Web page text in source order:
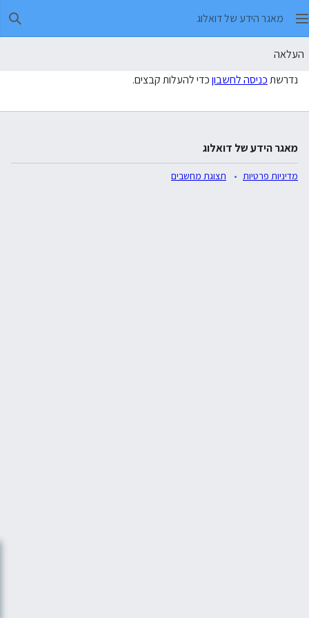
מאגר הידע של דואלוג
העלאה
נדרשתכניסה לחשבוןכדי להעלות קבצים.
מאגר הידע של דואלוג
מדיניות פרטיות תצוגת מחשבים